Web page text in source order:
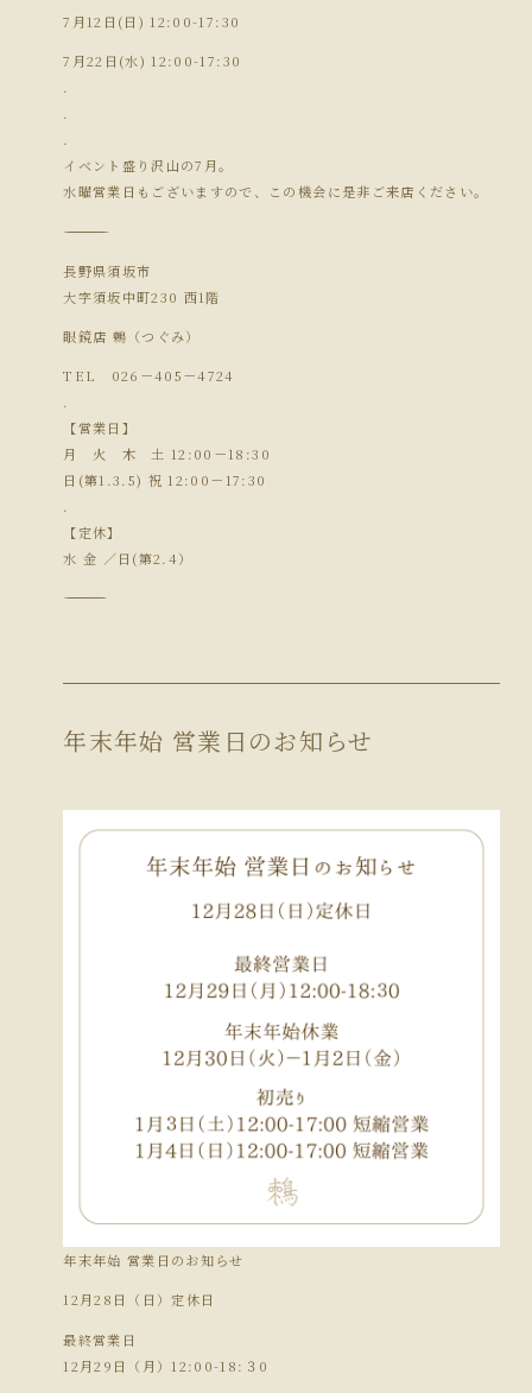
7月12日(日) 12:00-17:30
7月22日(水) 12:00-17:30
.
.
.
イベント盛り沢山の7月。
水曜営業日もございますので、この機会に是非ご来店ください。
―――――――――――――――
長野県須坂市
大字須坂中町230 西1階
眼鏡店 鶫（つぐみ）
TEL 026－405－4724
.
【営業日】
月 火 木 土 12:00－18:30
日(第1.3.5) 祝 12:00－17:30
.
【定休】
水 金 ／日(第2.4）
―――――――――――――
年末年始 営業日のお知らせ
年末年始 営業日のお知らせ
12月28日（日）定休日
最終営業日
12月29日（月）12:00-18:３0